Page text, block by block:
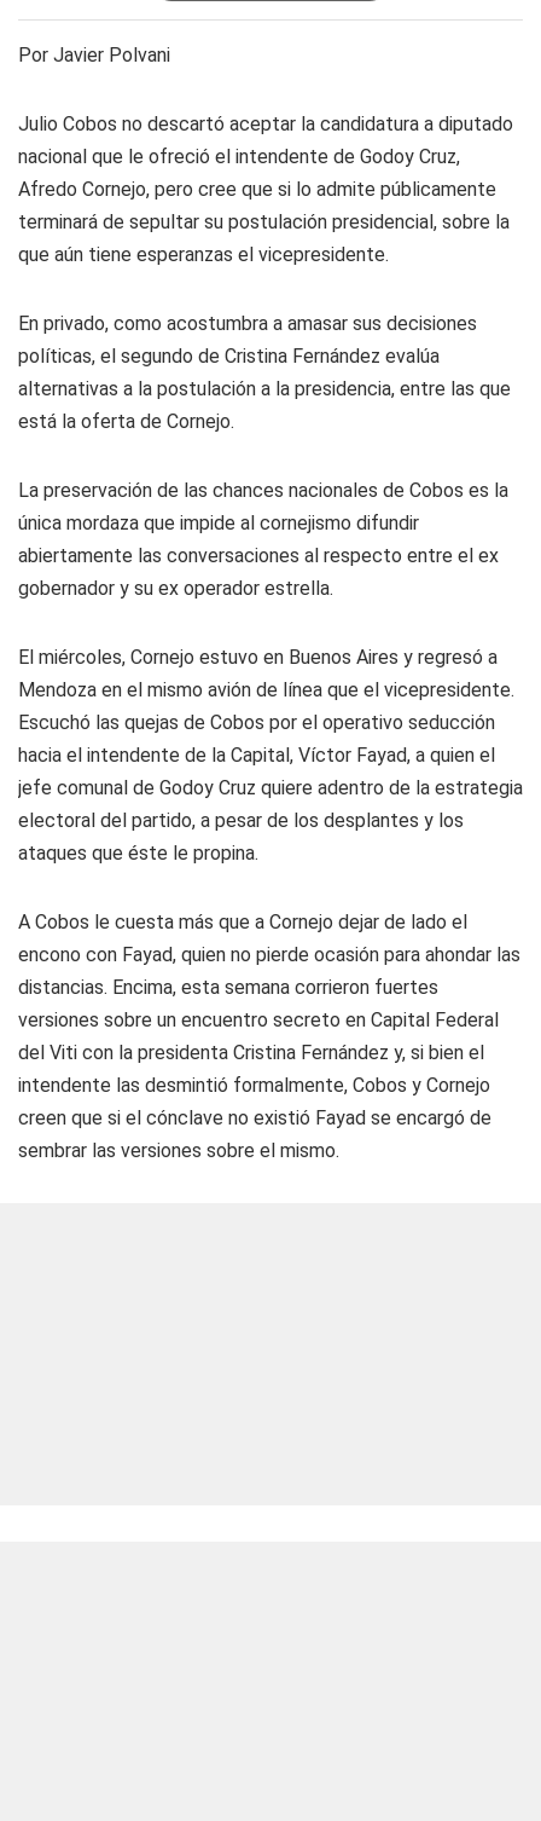
Por Javier Polvani
Julio Cobos no descartó aceptar la candidatura a diputado
nacional que le ofreció el intendente de Godoy Cruz,
Afredo Cornejo, pero cree que si lo admite públicamente
terminará de sepultar su postulación presidencial, sobre la
que aún tiene esperanzas el vicepresidente.
En privado, como acostumbra a amasar sus decisiones
políticas, el segundo de Cristina Fernández evalúa
alternativas a la postulación a la presidencia, entre las que
está la oferta de Cornejo.
La preservación de las chances nacionales de Cobos es la
única mordaza que impide al cornejismo difundir
abiertamente las conversaciones al respecto entre el ex
gobernador y su ex operador estrella.
El miércoles, Cornejo estuvo en Buenos Aires y regresó a
Mendoza en el mismo avión de línea que el vicepresidente.
Escuchó las quejas de Cobos por el operativo seducción
hacia el intendente de la Capital, Víctor Fayad, a quien el
jefe comunal de Godoy Cruz quiere adentro de la estrategia
electoral del partido, a pesar de los desplantes y los
ataques que éste le propina.
A Cobos le cuesta más que a Cornejo dejar de lado el
encono con Fayad, quien no pierde ocasión para ahondar las
distancias. Encima, esta semana corrieron fuertes
versiones sobre un encuentro secreto en Capital Federal
del Viti con la presidenta Cristina Fernández y, si bien el
intendente las desmintió formalmente, Cobos y Cornejo
creen que si el cónclave no existió Fayad se encargó de
sembrar las versiones sobre el mismo.